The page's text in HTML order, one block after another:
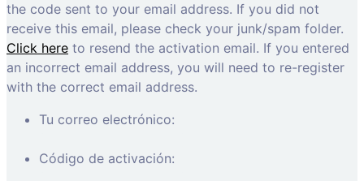
the code sent to your email address. If you did not
receive this email, please check your junk/spam folder.
Click here to resend the activation email. If you entered
an incorrect email address, you will need to re-register
with the correct email address.
Tu correo electrónico:
Código de activación: